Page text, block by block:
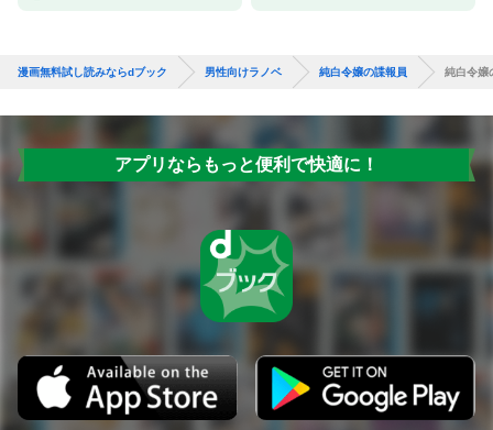
漫画無料試し読みならdブック 男性向けラノベ 純白令嬢の諜報員 純白令嬢
アプリならもっと便利で快適に！